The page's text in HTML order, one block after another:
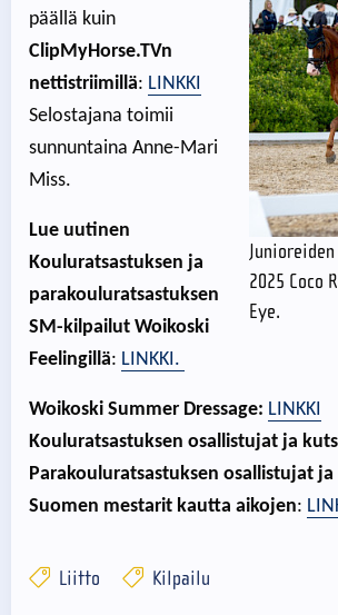
2025 Coco
Eye.
päällä kuin
ClipMyHorse.TVn
nettistriimillä: LINKKI
Selostajana toimii
sunnuntaina Anne-Mari
Miss.
Lue uutinen
Kouluratsastuksen ja
parakouluratsastuksen
SM-kilpailut Woikoski
Feelingillä: LINKKI.
Woikoski Summer Dressage: LINKKI
Kouluratsastuksen osallistujat ja
Parakouluratsastuksen osallistujat ja
Suomen mestarit kautta aikojen:
Liitto Kilpailu